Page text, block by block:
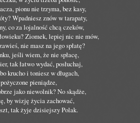
pionu nie trzyma, bez kasy,
Wpadniesz znów w tarapaty,
co za lojalność chcą czeków,
Ziomek, lepiej nic nie mów,
nie masz na jego spłatę?
jeśli wiem, że nie spłacę,
tak łatwo wydać, posłuchaj,
krucho i toniesz w długach,
pieniądze,
jako niewolnik? No skądże,
by wizję życia zachować,
tak żyje dzisiejszy Polak.